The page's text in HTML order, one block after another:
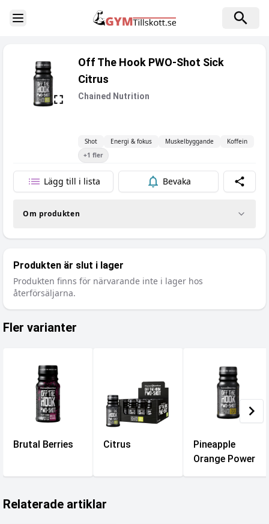
Toggle Sidebar
Off The Hook PWO-Shot Sick
Citrus
Chained Nutrition
Shot Energi & fokus Muskelbyggande
Koffein
+1 fler
Lägg till i lista Bevaka Dela
Om produkten
Produkten är slut i lager
Produkten finns för närvarande inte i lager hos
återförsäljarna.
Fler varianter
Brutal Berries Citrus
Pineapple
Orange Power
Relaterade artiklar